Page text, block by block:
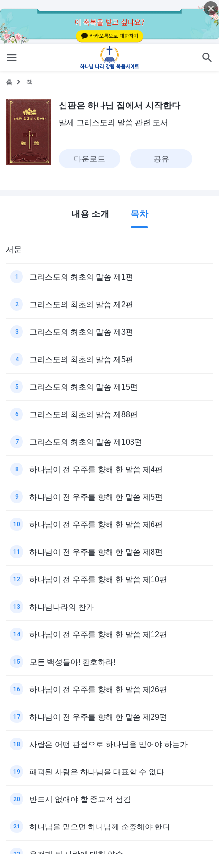
홈 책
심판은 하나님 집에서 시작한다
말세 그리스도의 말씀 관련 도서
다운로드 공유
내용 소개 목차
서문
1 그리스도의 최초의 말씀 제1편
2 그리스도의 최초의 말씀 제2편
3 그리스도의 최초의 말씀 제3편
4 그리스도의 최초의 말씀 제5편
5 그리스도의 최초의 말씀 제15편
6 그리스도의 최초의 말씀 제88편
7 그리스도의 최초의 말씀 제103편
8 하나님이 전 우주를 향해 한 말씀 제4편
9 하나님이 전 우주를 향해 한 말씀 제5편
10 하나님이 전 우주를 향해 한 말씀 제6편
11 하나님이 전 우주를 향해 한 말씀 제8편
12 하나님이 전 우주를 향해 한 말씀 제10편
13 하나님나라의 찬가
14 하나님이 전 우주를 향해 한 말씀 제12편
15 모든 백성들아! 환호하라!
16 하나님이 전 우주를 향해 한 말씀 제26편
17 하나님이 전 우주를 향해 한 말씀 제29편
18 사람은 어떤 관점으로 하나님을 믿어야 하는가
19 패괴된 사람은 하나님을 대표할 수 없다
20 반드시 없애야 할 종교적 섬김
21 하나님을 믿으면 하나님께 순종해야 한다